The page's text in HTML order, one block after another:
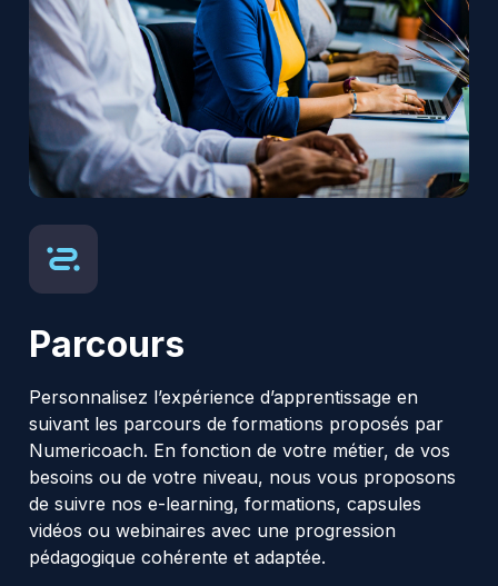
Parcours
Personnalisez l’expérience d’apprentissage en
suivant les parcours de formations proposés par
Numericoach. En fonction de votre métier, de vos
besoins ou de votre niveau, nous vous proposons
de suivre nos e-learning, formations, capsules
vidéos ou webinaires avec une progression
pédagogique cohérente et adaptée.